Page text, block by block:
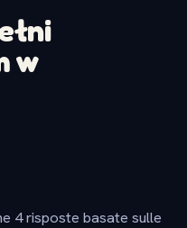
w
4 risposte basate sulle